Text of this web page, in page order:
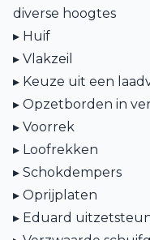
diverse hoogtes
▸ Huif
▸ Vlakzeil
▸ Keuze uit een
▸ Opzetborden in
▸ Voorrek
▸ Loofrekken
▸ Schokdempers
▸ Oprijplaten
▸ Eduard